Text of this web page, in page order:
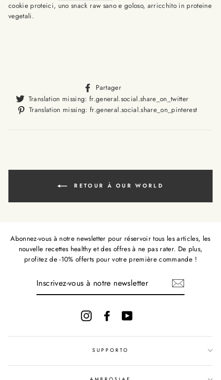
cookie proteici, uno snack raw sano e goloso, arricchito in proteine
vegetali.
Partager
missing:
Translation missing: fr.general.social.share_on_twitter
missing:
Translation missing: fr.general.social.share_on_pinterest
RETOUR À OUR WORLD
Abonnez-vous à notre newsletter pour réservoir tous les articles, les
nouvelle recettes healthy et des offres à ne pas rater. De plus,
profitez de -10% offerts pour votre première commande !
InstagramFacebookYouTube
SUPPORTO